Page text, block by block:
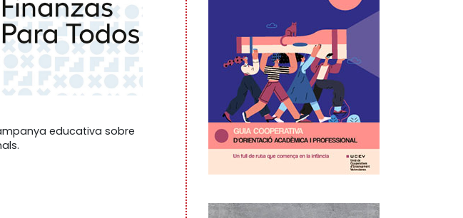
educativa sobre